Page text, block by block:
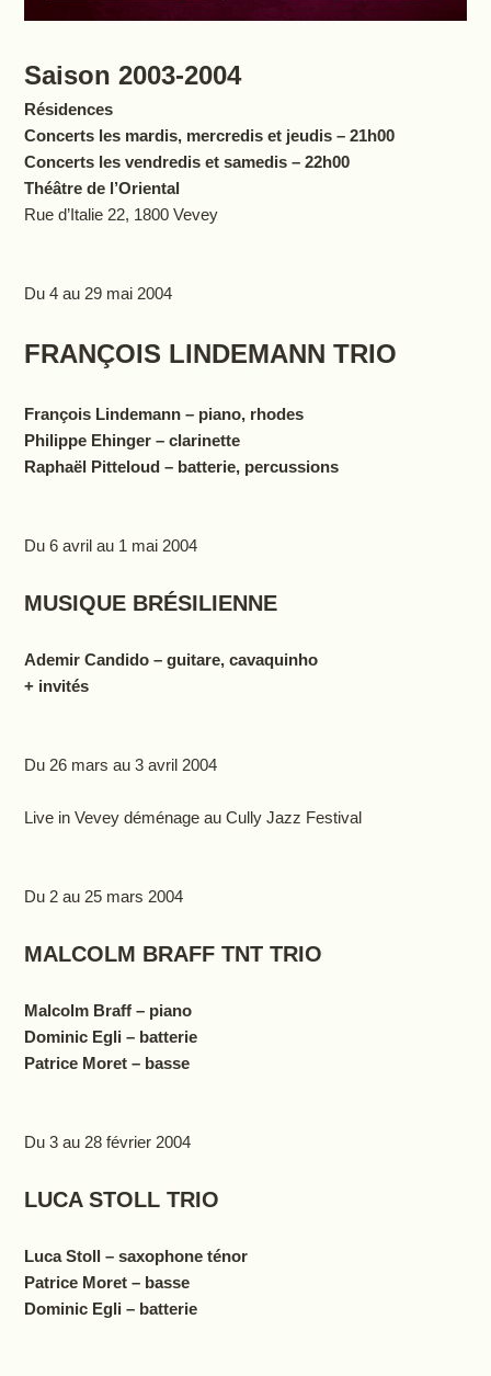
Saison 2003-2004
Résidences
Concerts les mardis, mercredis et jeudis – 21h00
Concerts les vendredis et samedis – 22h00
Théâtre de l’Oriental
Rue d’Italie 22, 1800 Vevey
Du 4 au 29 mai 2004
FRANÇOIS LINDEMANN TRIO
François Lindemann – piano, rhodes
Philippe Ehinger – clarinette
Raphaël Pitteloud – batterie, percussions
Du 6 avril au 1 mai 2004
MUSIQUE BRÉSILIENNE
Ademir Candido – guitare, cavaquinho
+ invités
Du 26 mars au 3 avril 2004
Live in Vevey déménage au Cully Jazz Festival
Du 2 au 25 mars 2004
MALCOLM BRAFF TNT TRIO
Malcolm Braff – piano
Dominic Egli – batterie
Patrice Moret – basse
Du 3 au 28 février 2004
LUCA STOLL TRIO
Luca Stoll – saxophone ténor
Patrice Moret – basse
Dominic Egli – batterie